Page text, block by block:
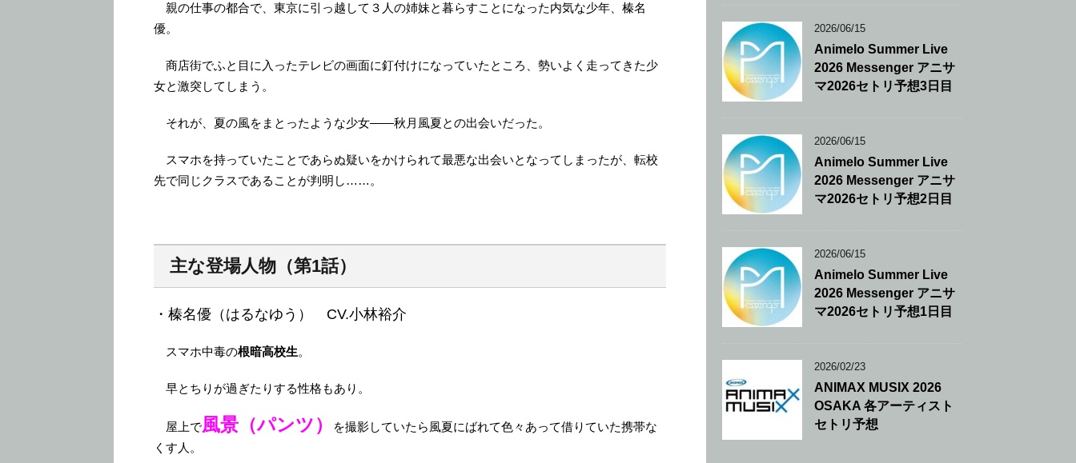
親の仕事の都合で、東京に引っ越して３人の姉妹と暮らすことになった内気な少年、榛名
優。
商店街でふと目に入ったテレビの画面に釘付けになっていたところ、勢いよく走ってきた少
女と激突してしまう。
それが、夏の風をまとったような少女――秋月風夏との出会いだった。
スマホを持っていたことであらぬ疑いをかけられて最悪な出会いとなってしまったが、転校
先で同じクラスであることが判明し……。
主な登場人物（第1話）
・榛名優（はるなゆう） CV.小林裕介
スマホ中毒の根暗高校生。
早とちりが過ぎたりする性格もあり。
屋上で風景（パンツ）
を撮影していたら風夏にばれて色々あって借りていた携帯な
くす人。
2026/06/15
Animelo Summer Live
2026 Messenger アニサ
マ2026セトリ予想3日目
2026/06/15
Animelo Summer Live
2026 Messenger アニサ
マ2026セトリ予想2日目
2026/06/15
Animelo Summer Live
2026 Messenger アニサ
マ2026セトリ予想1日目
2026/02/23
ANIMAX MUSIX 2026
OSAKA 各アーティスト
セトリ予想